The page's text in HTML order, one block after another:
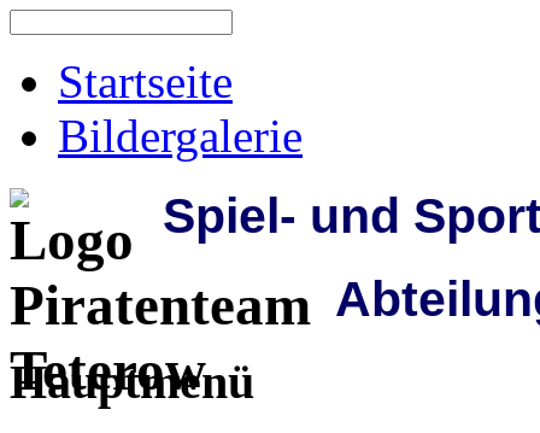
Startseite
Bildergalerie
Spiel- und
Hauptmenü